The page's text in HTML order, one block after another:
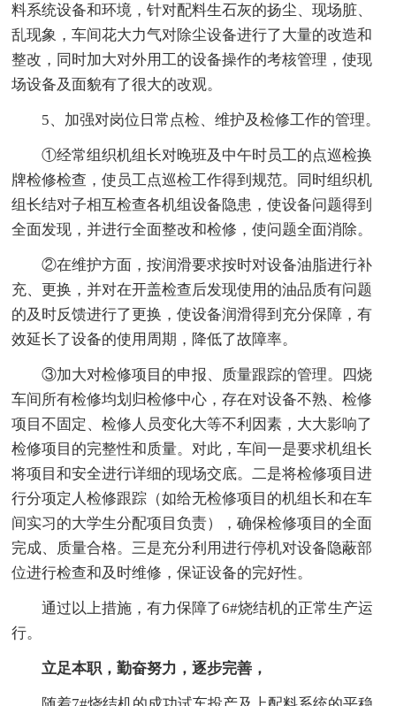
料系统设备和环境，针对配料生石灰的扬尘、现场脏、
乱现象，车间花大力气对除尘设备进行了大量的改造和
整改，同时加大对外用工的设备操作的考核管理，使现
场设备及面貌有了很大的改观。
5、加强对岗位日常点检、维护及检修工作的管理。
①经常组织机组长对晚班及中午时员工的点巡检换
牌检修检查，使员工点巡检工作得到规范。同时组织机
组长结对子相互检查各机组设备隐患，使设备问题得到
全面发现，并进行全面整改和检修，使问题全面消除。
②在维护方面，按润滑要求按时对设备油脂进行补
充、更换，并对在开盖检查后发现使用的油品质有问题
的及时反馈进行了更换，使设备润滑得到充分保障，有
效延长了设备的使用周期，降低了故障率。
③加大对检修项目的申报、质量跟踪的管理。四烧
车间所有检修均划归检修中心，存在对设备不熟、检修
项目不固定、检修人员变化大等不利因素，大大影响了
检修项目的完整性和质量。对此，车间一是要求机组长
将项目和安全进行详细的现场交底。二是将检修项目进
行分项定人检修跟踪（如给无检修项目的机组长和在车
间实习的大学生分配项目负责），确保检修项目的全面
完成、质量合格。三是充分利用进行停机对设备隐蔽部
位进行检查和及时维修，保证设备的完好性。
通过以上措施，有力保障了6#烧结机的正常生产运
行。
立足本职，勤奋努力，逐步完善，